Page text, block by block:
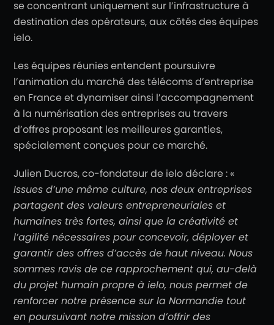
se concentrant uniquement sur l’infrastructure à
destination des opérateurs, aux côtés des équipes
ielo.
Les équipes réunies entendent poursuivre
l’animation du marché des télécoms d’entreprise
en France et dynamiser ainsi l’accompagnement
à la numérisation des entreprises au travers
d’offres proposant les meilleures garanties,
spécialement conçues pour ce marché.
Julien Ducros, co-fondateur de ielo déclare : «
Issues d’une même culture, nos deux entreprises
partagent des valeurs entrepreneuriales et
humaines très fortes, ainsi que la créativité et
l’agilité nécessaires pour concevoir, déployer et
garantir des offres d’accès de haut niveau. Nous
sommes ravis de ce rapprochement qui, au-delà
du projet humain propre à ielo, nous permet de
renforcer notre présence sur la Normandie tout
en poursuivant notre mission d’offrirdes